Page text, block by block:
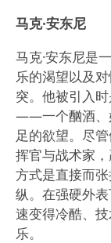
马克·安东尼
马克·安东尼是
乐的渴望以及
突。他被引入
——一个酗酒、
足的欲望。尽
挥官与战术家
方式是直接而
纵。在强硬外
速变得冷酷、
乐。